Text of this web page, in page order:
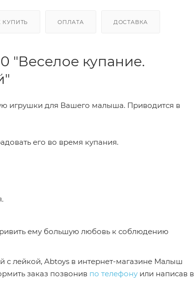
КУПИТЬ ОПЛАТА ДОСТАВКА
"Веселое купание.
игрушки для Вашего малыша. Приводится в
его во время купания.
с лейкой, Abtoys в интернет-магазине Малыш
заказ позвонив по телефону или написав в